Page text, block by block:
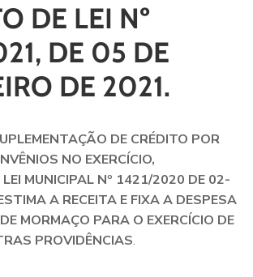
DE LEI Nº
DE 05 DE
DE 2021.
DE CRÉDITO POR
NO EXERCÍCIO,
MUNICIPAL Nº 1421/2020 DE 02-
A RECEITA E FIXA A DESPESA
MORMAÇO PARA O EXERCÍCIO DE
PROVIDÊNCIAS.